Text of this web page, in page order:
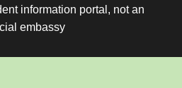
information portal, not an
embassy.